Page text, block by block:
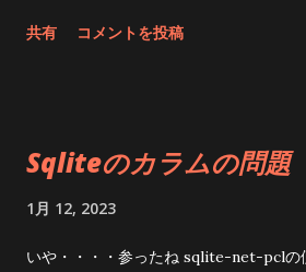
の機能は アプリ終了時の設定を次回起
フェスティバルで出展してみて買ってく
ているわけです このペースならトラブ
共有 コメントを投稿
Sqliteのカラムの問題
1月 12, 2023
いや・・・・参ったね sqlite-net-pclの